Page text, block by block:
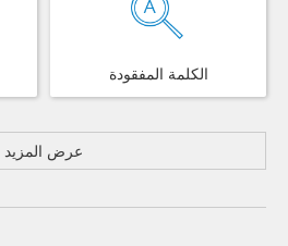
الكلمة المفقودة
عرض المزيد